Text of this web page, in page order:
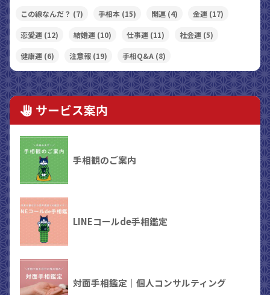
この線なんだ？ (7) 手相本 (15) 開運 (4) 金運 (17)
恋愛運 (12) 結婚運 (10) 仕事運 (11) 社会運 (5)
健康運 (6) 注意報 (19) 手相Q&A (8)
サービス案内
手相観のご案内
LINEコールde手相鑑定
対面手相鑑定｜個人コンサルティング